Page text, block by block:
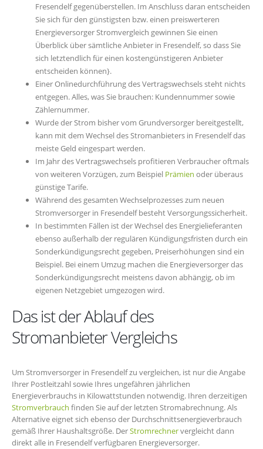
Fresendelf gegenüberstellen. Im Anschluss daran entscheiden
Sie sich für den günstigsten bzw. einen preiswerteren
Energieversorger Stromvergleich gewinnen Sie einen
Überblick über sämtliche Anbieter in Fresendelf, so dass Sie
sich letztendlich für einen kostengünstigeren Anbieter
entscheiden können}.
Einer Onlinedurchführung des Vertragswechsels steht nichts
entgegen. Alles, was Sie brauchen: Kundennummer sowie
Zählernummer.
Wurde der Strom bisher vom Grundversorger bereitgestellt,
kann mit dem Wechsel des Stromanbieters in Fresendelf das
meiste Geld eingespart werden.
Im Jahr des Vertragswechsels profitieren Verbraucher oftmals
von weiteren Vorzügen, zum Beispiel Prämien oder überaus
günstige Tarife.
Während des gesamten Wechselprozesses zum neuen
Stromversorger in Fresendelf besteht Versorgungssicherheit.
In bestimmten Fällen ist der Wechsel des Energielieferanten
ebenso außerhalb der regulären Kündigungsfristen durch ein
Sonderkündigungsrecht gegeben, Preiserhöhungen sind ein
Beispiel. Bei einem Umzug machen die Energieversorger das
Sonderkündigungsrecht meistens davon abhängig, ob im
eigenen Netzgebiet umgezogen wird.
Das ist der Ablauf des
Stromanbieter Vergleichs
Um Stromversorger in Fresendelf zu vergleichen, ist nur die Angabe
Ihrer Postleitzahl sowie Ihres ungefähren jährlichen
Energieverbrauchs in Kilowattstunden notwendig. Ihren derzeitigen
Stromverbrauch finden Sie auf der letzten Stromabrechnung. Als
Alternative eignet sich ebenso der Durchschnittsenergieverbrauch
gemäß Ihrer Haushaltsgröße. DerStromrechnervergleicht dann
direkt alle in Fresendelf verfügbaren Energieversorger.